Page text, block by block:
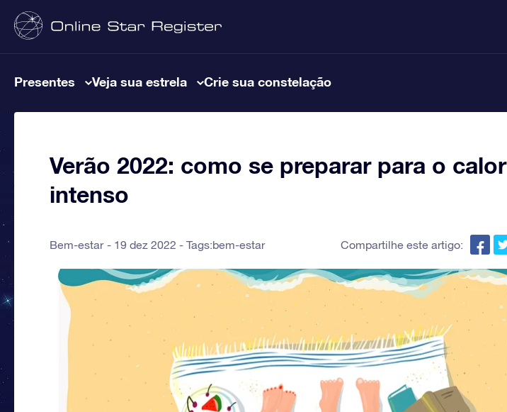
Presentes Veja sua estrela Crie sua constelação
Verão 2022: como se preparar para o calor
intenso
Bem-estar 19 dez 2022 - Tags:bem-estar Compartilhe este artigo: